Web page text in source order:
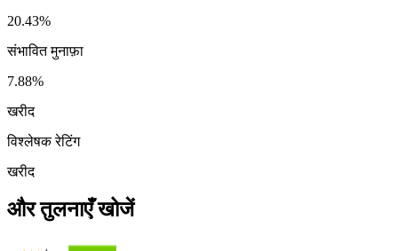
20.43%
संभावित मुनाफ़ा
7.88%
खरीद
विश्लेषक रेटिंग
खरीद
और तुलनाएँ खोजें